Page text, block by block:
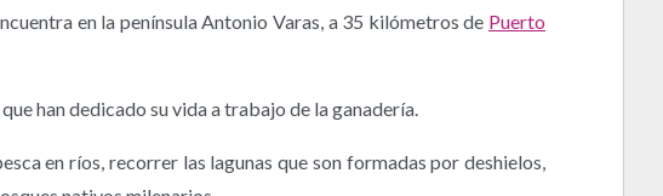
en la península Antonio Varas, a 35 kilómetros de Puerto
han dedicado su vida a trabajo de la ganadería.
en ríos, recorrer las lagunas que son formadas por deshielos,